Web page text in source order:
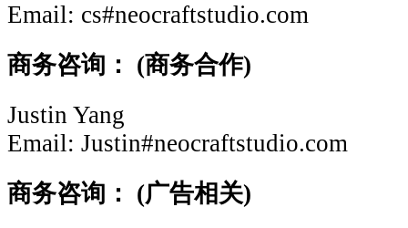
Email: cs#neocraftstudio.com
商务咨询： (商务合作)
Justin Yang
Email: Justin#neocraftstudio.com
商务咨询： (广告相关)